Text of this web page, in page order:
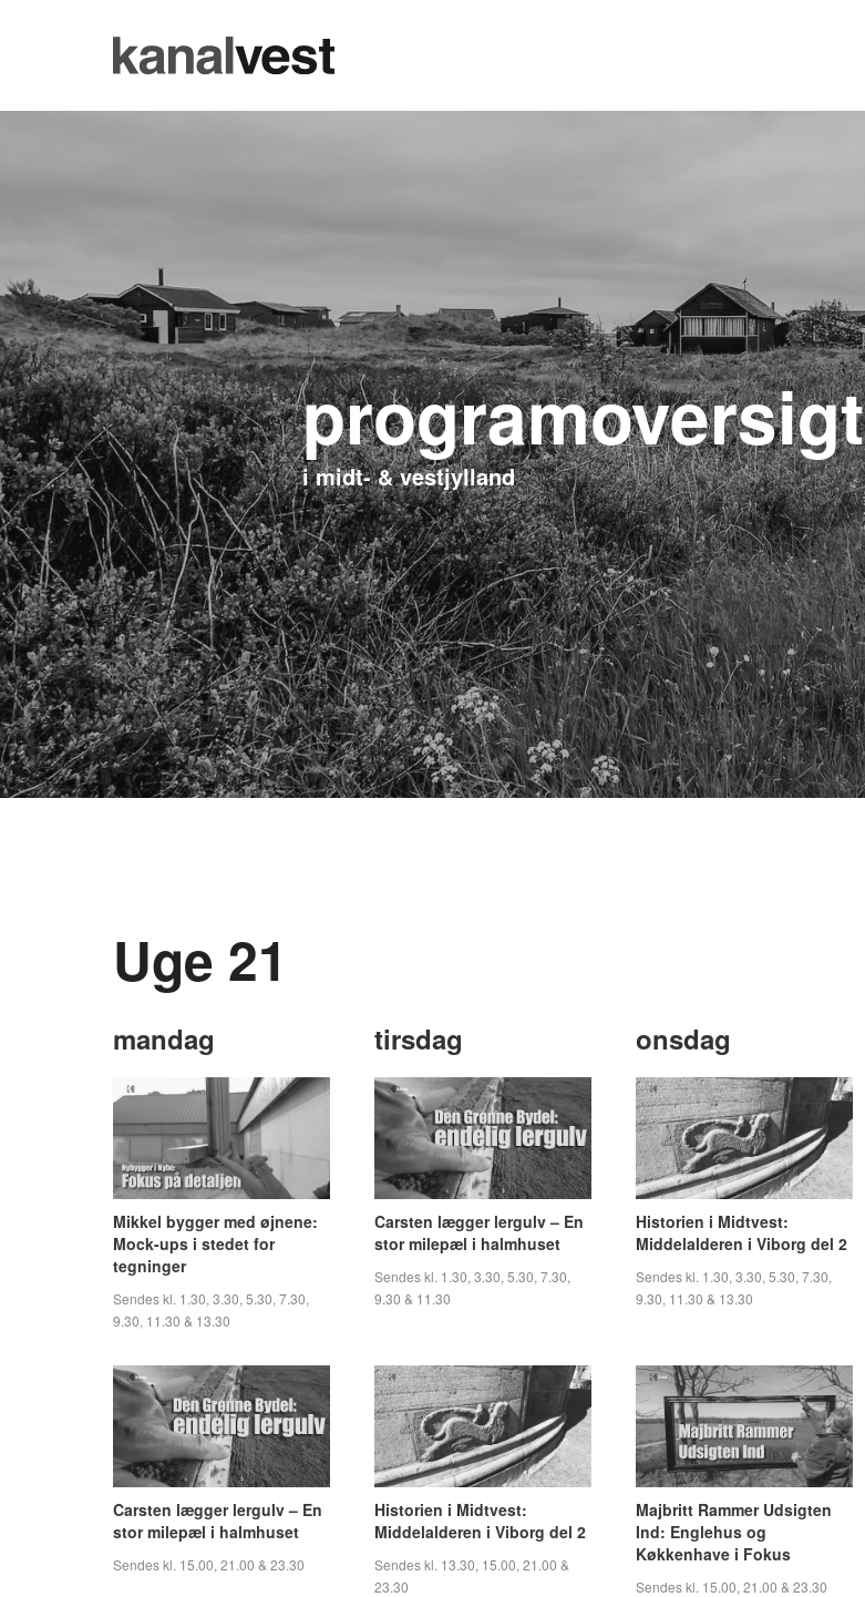
programoversigt
i midt- & vestjylland
Uge 21
mandag
Mikkel bygger med øjnene:
Mock-ups i stedet for
tegninger
Sendes kl. 1.30, 3.30, 5.30, 7.30,
9.30, 11.30 & 13.30
Carsten lægger lergulv – En
stor milepæl i halmhuset
Sendes kl. 15.00, 21.00 & 23.30
tirsdag
Carsten lægger lergulv – En
stor milepæl i halmhuset
Sendes kl. 1.30, 3.30, 5.30, 7.30,
9.30 & 11.30
Historien i Midtvest:
Middelalderen i Viborg del 2
Sendes kl. 13.30, 15.00, 21.00 &
23.30
onsdag
Historien i Midtvest:
Middelalderen i Viborg del 2
Sendes kl. 1.30, 3.30, 5.30, 7.30,
9.30, 11.30 & 13.30
Majbritt Rammer Udsigten
Ind: Englehus og
Køkkenhave i Fokus
Sendes kl. 15.00, 21.00 & 23.30